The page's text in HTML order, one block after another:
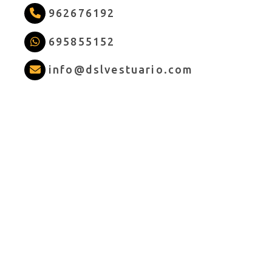
962676192
695855152
info dslvestuario.com